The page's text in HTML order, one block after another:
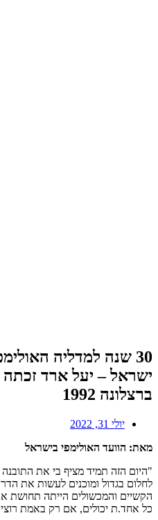
30 שנה למדליה
ישראל – יעל ארד
ברצלונה 1992
יולי 31, 2022
מאת: הוועד האולימפי בישראל
"היום הזה תמיד מציף בי את
לחלום בגדול ומוכנים לעשות את
הקשיים והמכשולים הייתה תחושת
כל אחד.ת יכולים, אם רק באמת